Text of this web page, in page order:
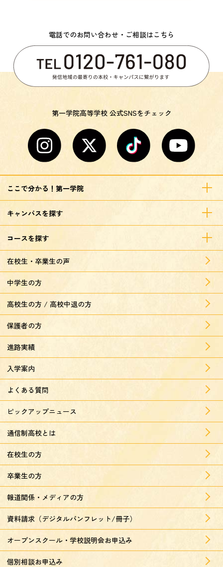
電話でのお問い合わせ・ご相談はこちら
第一学院高等学校 公式SNSをチェック
ここで分かる！第一学院
キャンパスを探す
コースを探す
在校生・卒業生の声
中学生の方
高校生の方 / 高校中退の方
保護者の方
進路実績
入学案内
よくある質問
ピックアップニュース
通信制高校とは
在校生の方
卒業生の方
報道関係・メディアの方
資料請求（デジタルパンフレット/冊子）
オープンスクール・学校説明会お申込み
個別相談お申込み